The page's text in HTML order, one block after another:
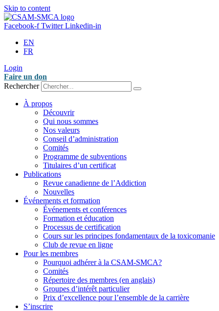
Skip to content
Facebook-f Twitter Linkedin-in
EN
FR
Login
Faire un don
Rechercher
À propos
Découvrir
Qui nous sommes
Nos valeurs
Conseil d’administration
Comités
Programme de subventions
Titulaires d’un certificat
Publications
Revue canadienne de l’Addiction
Nouvelles
Événements et formation
Événements et conférences
Formation et éducation
Processus de certification
Cours sur les principes fondamentaux de la toxicomanie
Club de revue en ligne
Pour les membres
Pourquoi adhérer à la CSAM-SMCA?
Comités
Répertoire des membres (en anglais)
Groupes d’intérêt particulier
Prix d’excellence pour l’ensemble de la carrière
S’inscrire